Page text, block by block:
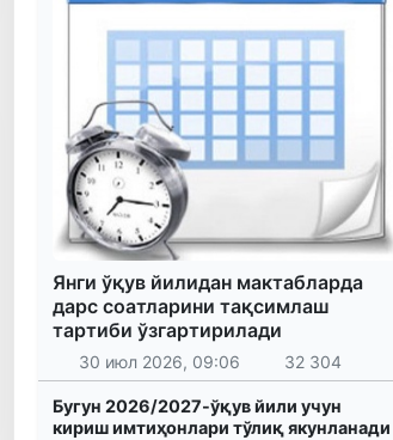
Янги ўқув йилидан мактабларда
дарс соатларини тақсимлаш
тартиби ўзгартирилади
30 июл 2026, 09:06 32 304
Бугун 2026/2027-ўқув йили учун
кириш имтиҳонлари тўлиқ якунланади